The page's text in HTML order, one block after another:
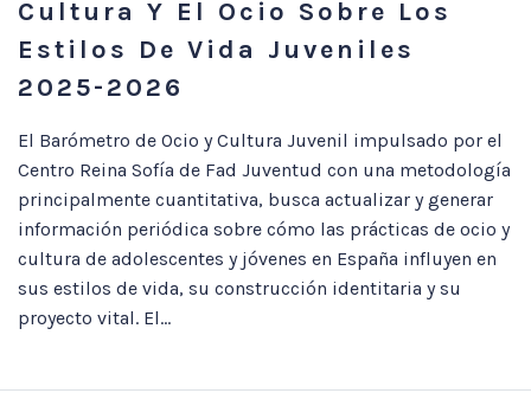
Cultura Y El Ocio Sobre Los
Estilos De Vida Juveniles
2025-2026
El Barómetro de Ocio y Cultura Juvenil impulsado por el
Centro Reina Sofía de Fad Juventud con una metodología
principalmente cuantitativa, busca actualizar y generar
información periódica sobre cómo las prácticas de ocio y
cultura de adolescentes y jóvenes en España influyen en
sus estilos de vida, su construcción identitaria y su
proyecto vital. El...